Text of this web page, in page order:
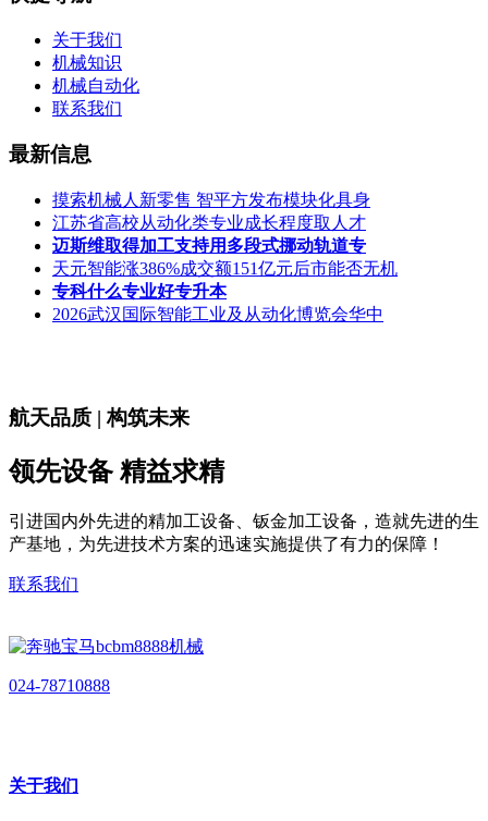
关于我们
机械知识
机械自动化
联系我们
最新信息
摸索机械人新零售 智平方发布模块化具身
江苏省高校从动化类专业成长程度取人才
迈斯维取得加工支持用多段式挪动轨道专
天元智能涨386%成交额151亿元后市能否无机
专科什么专业好专升本
2026武汉国际智能工业及从动化博览会华中
航天品质 | 构筑未来
领先设备 精益求精
引进国内外先进的精加工设备、钣金加工设备，造就先进的生
产基地，为先进技术方案的迅速实施提供了有力的保障！
联系我们
024-78710888
关于我们